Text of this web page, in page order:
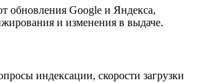
обновления Google и Яндекса,
и изменения в выдаче.
индексации, скорости загрузки